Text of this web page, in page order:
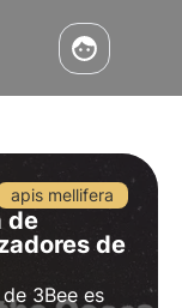
apis mellifera
de
de
3Bee es